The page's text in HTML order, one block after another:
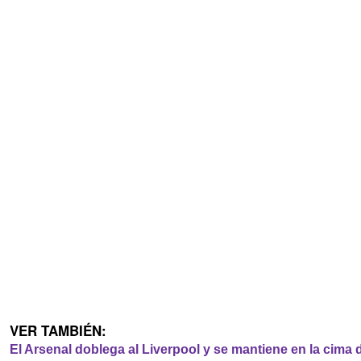
VER TAMBIÉN:
El Arsenal doblega al Liverpool y se mantiene en la cima